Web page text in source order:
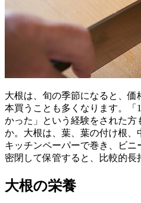
大根は、旬の季節になると、価
本買うことも多くなります。「
かった」という経験をされた方
か。大根は、葉、葉の付け根、
キッチンペーパーで巻き、ビ
密閉して保管すると、比較的長
大根の栄養